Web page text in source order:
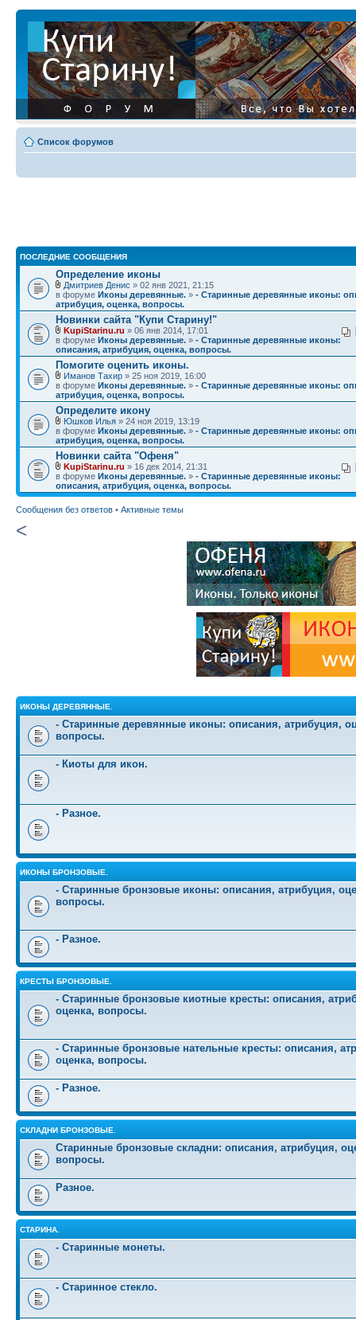
Список форумов
ПОСЛЕДНИЕ СООБЩЕНИЯ
Определение иконы
Дмитриев Денис » 02 янв 2021, 21:15
в форуме Иконы деревянные. » - Старинные деревянные иконы:
атрибуция, оценка, вопросы.
Новинки сайта "Купи Старину!"
KupiStarinu.ru » 06 янв 2014, 17:01
в форуме Иконы деревянные. » - Старинные деревянные иконы:
описания, атрибуция, оценка, вопросы.
Помогите оценить иконы.
Иманов Тахир » 25 ноя 2019, 16:00
в форуме Иконы деревянные. » - Старинные деревянные иконы:
атрибуция, оценка, вопросы.
Определите икону
Юшков Илья » 24 ноя 2019, 13:19
в форуме Иконы деревянные. » - Старинные деревянные иконы:
атрибуция, оценка, вопросы.
Новинки сайта "Офеня"
KupiStarinu.ru » 16 дек 2014, 21:31
в форуме Иконы деревянные. » - Старинные деревянные иконы:
описания, атрибуция, оценка, вопросы.
Сообщения без ответов • Активные темы
<
ИКОНЫ ДЕРЕВЯННЫЕ.
- Старинные деревянные иконы: описания, атрибуция,
вопросы.
- Киоты для икон.
- Разное.
ИКОНЫ БРОНЗОВЫЕ.
- Старинные бронзовые иконы: описания, атрибуция,
вопросы.
- Разное.
КРЕСТЫ БРОНЗОВЫЕ.
- Старинные бронзовые киотные кресты: описания,
оценка, вопросы.
- Старинные бронзовые нательные кресты: описания,
оценка, вопросы.
- Разное.
СКЛАДНИ БРОНЗОВЫЕ.
Старинные бронзовые складни: описания, атрибуция,
вопросы.
Разное.
СТАРИНА.
- Старинные монеты.
- Старинное стекло.